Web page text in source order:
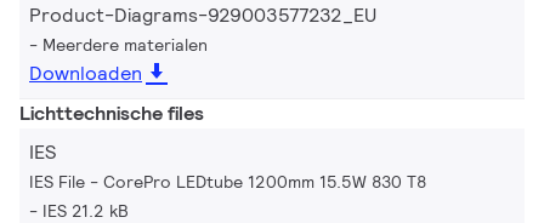
Product-Diagrams-929003577232_EU
Meerdere materialen
Downloaden
Lichttechnische files
IES
IES File - CorePro LEDtube 1200mm 15.5W 830 T8
IES 21.2 kB